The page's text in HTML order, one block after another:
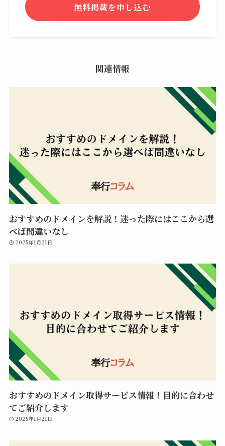
無料掲載を申し込む
関連情報
おすすめのドメインを解説！迷った際にはここから選
べば間違いなし
2025年1月21日
おすすめのドメイン取得サービス情報！目的に合わせ
てご紹介します
2025年1月21日